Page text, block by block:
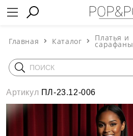
Главная Каталог Платья и
сарафаны
Артикул ПЛ-23.12-006